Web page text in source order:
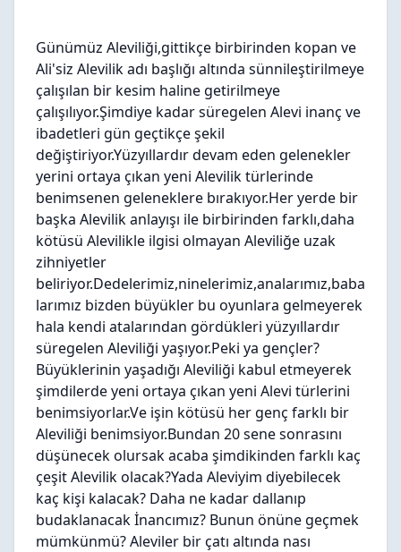
Günümüz Aleviliği,gittikçe birbirinden kopan ve
Ali'siz Alevilik adı başlığı altında sünnileştirilmeye
çalışılan bir kesim haline getirilmeye
çalışılıyor.Şimdiye kadar süregelen Alevi inanç ve
ibadetleri gün geçtikçe şekil
değiştiriyor.Yüzyıllardır devam eden gelenekler
yerini ortaya çıkan yeni Alevilik türlerinde
benimsenen geleneklere bırakıyor.Her yerde bir
başka Alevilik anlayışı ile birbirinden farklı,daha
kötüsü Alevilikle ilgisi olmayan Aleviliğe uzak
zihniyetler
beliriyor.Dedelerimiz,ninelerimiz,analarımız,baba
larımız bizden büyükler bu oyunlara gelmeyerek
hala kendi atalarından gördükleri yüzyıllardır
süregelen Aleviliği yaşıyor.Peki ya gençler?
Büyüklerinin yaşadığı Aleviliği kabul etmeyerek
şimdilerde yeni ortaya çıkan yeni Alevi türlerini
benimsiyorlar.Ve işin kötüsü her genç farklı bir
Aleviliği benimsiyor.Bundan 20 sene sonrasını
düşünecek olursak acaba şimdikinden farklı kaç
çeşit Alevilik olacak?Yada Aleviyim diyebilecek
kaç kişi kalacak? Daha ne kadar dallanıp
budaklanacak İnancımız? Bunun önüne geçmek
mümkünmü? Aleviler bir çatı altında nası